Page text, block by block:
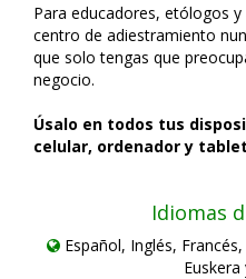
Para educadores, etólogos
centro de adiestramiento
que solo tengas que
negocio.
Úsalo en todos tus
celular, ordenador y tablet
Idiomas
Español, Inglés,
Euskera